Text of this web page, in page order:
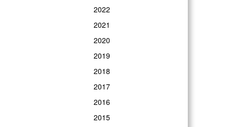
2022
2021
2020
2019
2018
2017
2016
2015